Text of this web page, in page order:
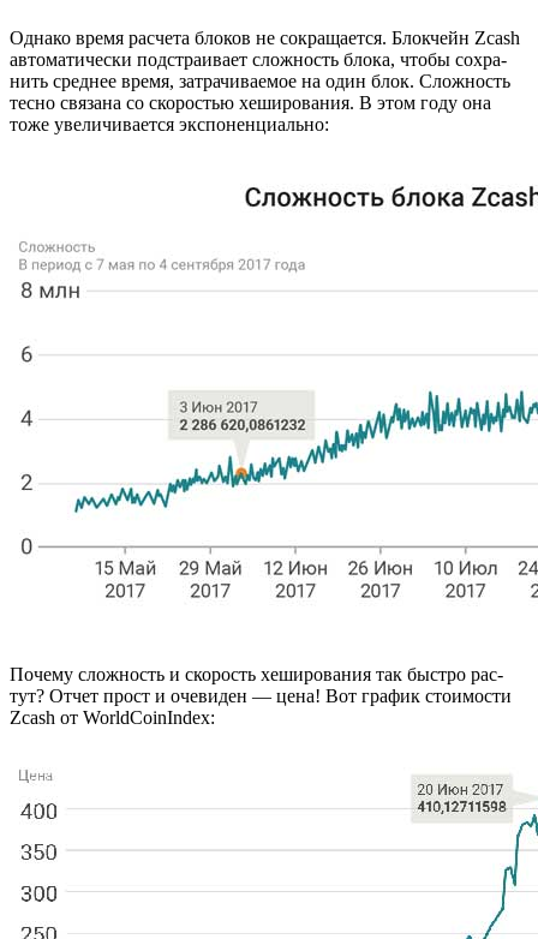
Од­на­ко время рас­че­та бло­ков не со­кра­ща­ет­ся. Блок­чейн Zcash
ав­то­ма­ти­че­ски под­стра­и­ва­ет слож­ность блока, чтобы со­хра­
нить сред­нее время, за­тра­чи­ва­е­мое на один блок. Слож­ность
тесно свя­за­на со ско­ро­стью хе­ши­ро­ва­ния. В этом году она
тоже уве­ли­чи­ва­ет­ся экс­по­нен­ци­аль­но:
По­че­му слож­ность и ско­рость хе­ши­ро­ва­ния так быст­ро рас­
тут? Отчет прост и оче­ви­ден — цена! Вот гра­фик сто­и­мо­сти
Zcash от WorldCoinIndex: